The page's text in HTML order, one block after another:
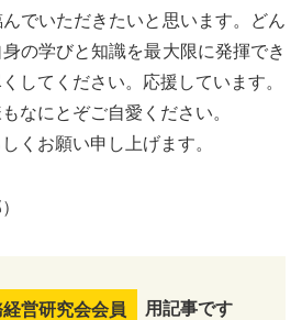
でいただきたいと思います。どん
の学びと知識を最大限に発揮でき
してください。応援しています。
なにとぞご自愛ください。
くお願い申し上げます。
営研究会会員 用記事です